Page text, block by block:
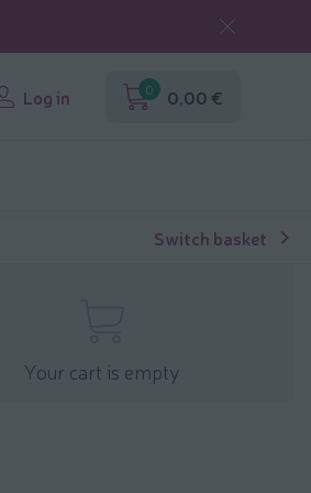
Log in 0 0,00 €
Switch basket
Your cart is empty